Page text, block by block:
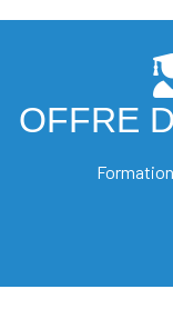
OFFRE
OFFRE